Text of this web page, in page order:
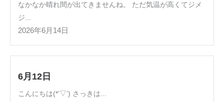
なかなか晴れ間が出てきませんね。 ただ気温が高くてジメ
ジ...
2026年6月14日
6月12日
こんにちは(*’▽’) さっきは...